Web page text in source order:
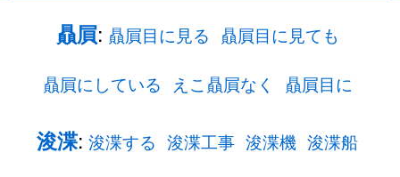
贔屓: 贔屓目に見る 贔屓目に見ても
贔屓にしている えこ贔屓なく 贔屓目に
浚渫: 浚渫する 浚渫工事 浚渫機 浚渫船